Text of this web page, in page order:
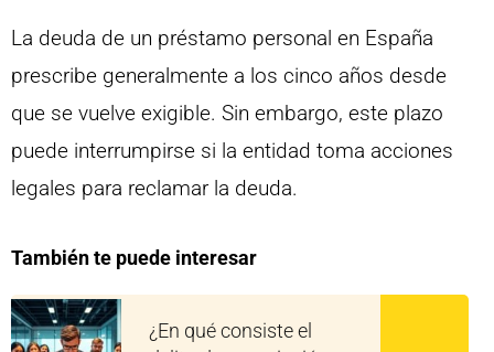
La deuda de un préstamo personal en España
prescribe generalmente a los cinco años desde
que se vuelve exigible. Sin embargo, este plazo
puede interrumpirse si la entidad toma acciones
legales para reclamar la deuda.
También te puede interesar
¿En qué consiste el